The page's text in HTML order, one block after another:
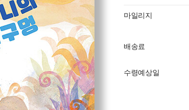
마일리지
배송료
수령예상일